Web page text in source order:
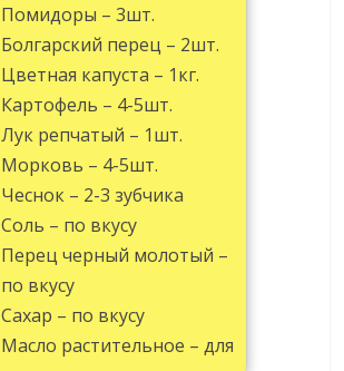
Помидоры – 3шт.
Болгарский перец – 2шт.
Цветная капуста – 1кг.
Картофель – 4-5шт.
Лук репчатый – 1шт.
Морковь – 4-5шт.
Чеснок – 2-3 зубчика
Соль – по вкусу
Перец черный молотый –
по вкусу
Сахар – по вкусу
Масло растительное – для